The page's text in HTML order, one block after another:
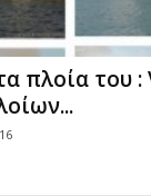
πλοία του :